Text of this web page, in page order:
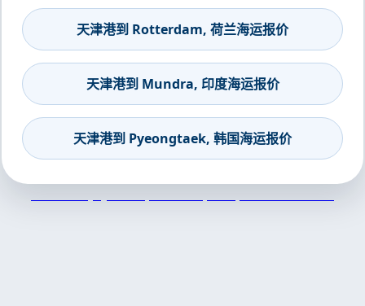
天津港到 Rotterdam, 荷兰海运报价
天津港到 Mundra, 印度海运报价
天津港到 Pyeongtaek, 韩国海运报价